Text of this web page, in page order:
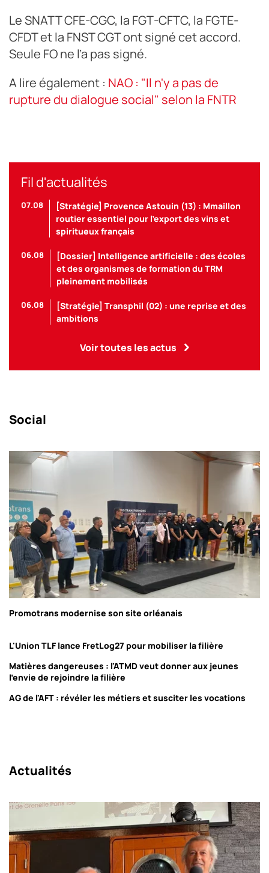
Le SNATT CFE-CGC, la FGT-CFTC, la FGTE-
CFDT et la FNST CGT ont signé cet accord.
Seule FO ne l’a pas signé.
A lire également : NAO : "Il n'y a pas de
rupture du dialogue social" selon la FNTR
Fil d'actualités
07.08
[Stratégie] Provence Astouin (13) : Mmaillon
routier essentiel pour l’export des vins et
spiritueux français
06.08
[Dossier] Intelligence artificielle : des écoles
et des organismes de formation du TRM
pleinement mobilisés
06.08
[Stratégie] Transphil (02) : une reprise et des
ambitions
Voir toutes les actus
Social
Promotrans modernise son site orléanais
L'Union TLF lance FretLog27 pour mobiliser la filière
Matières dangereuses : l'ATMD veut donner aux jeunes
l'envie de rejoindre la filière
AG de l'AFT : révéler les métiers et susciter les vocations
Actualités